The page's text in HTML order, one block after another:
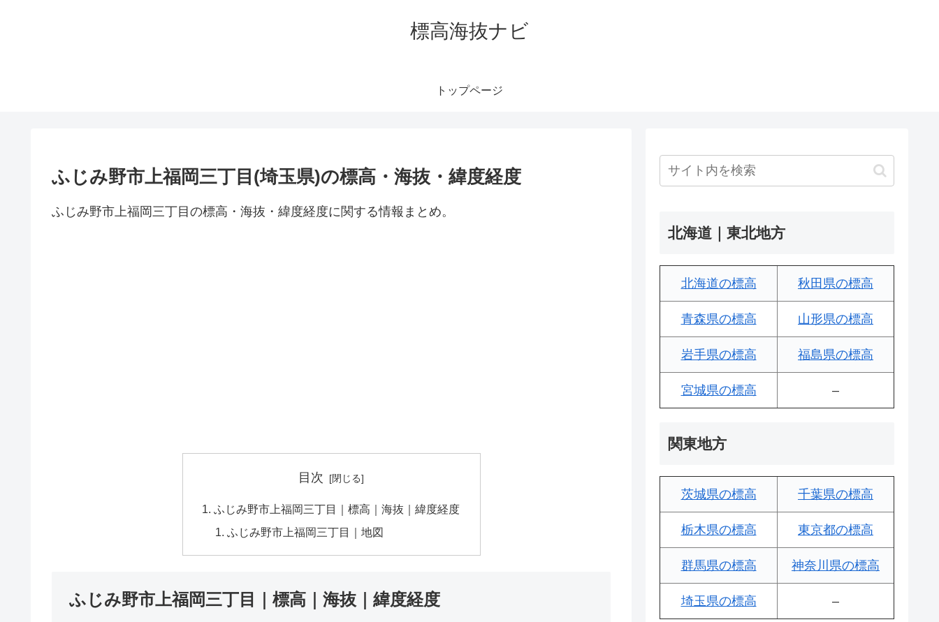
標高海抜ナビ
トップページ
ふじみ野市上福岡三丁目(埼玉県)の標高・海抜・緯度経度
ふじみ野市上福岡三丁目の標高・海抜・緯度経度に関する情報まとめ。
目次
ふじみ野市上福岡三丁目｜標高｜海抜｜緯度経度
ふじみ野市上福岡三丁目｜地図
ふじみ野市上福岡三丁目｜標高｜海抜｜緯度経度
北海道｜東北地方
北海道の標高 秋田県の標高
青森県の標高 山形県の標高
岩手県の標高 福島県の標高
宮城県の標高 –
関東地方
茨城県の標高 千葉県の標高
栃木県の標高 東京都の標高
群馬県の標高 神奈川県の標高
埼玉県の標高 –